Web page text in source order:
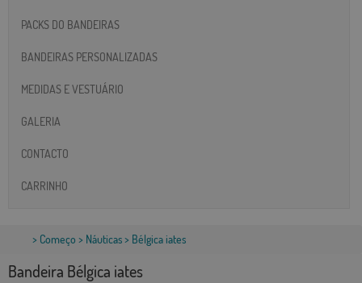
PACKS DO BANDEIRAS
BANDEIRAS PERSONALIZADAS
MEDIDAS E VESTUÁRIO
GALERIA
CONTACTO
CARRINHO
> Começo > Náuticas> Bélgica iates
Bandeira Bélgica iates